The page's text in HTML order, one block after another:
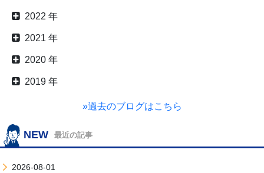
2022 年
2021 年
2020 年
2019 年
»過去のブログはこちら
NEW 最近の記事
2026-08-01